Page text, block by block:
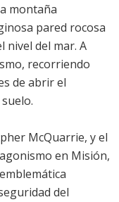
montaña
pared rocosa
nivel del mar. A
recorriendo
de abrir el
McQuarrie, y el
en Misión,
del